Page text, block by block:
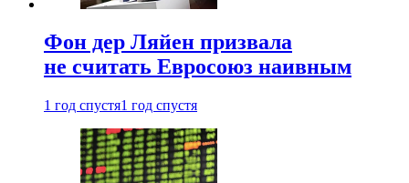
Фон дер Ляйен призвала
не считать Евросоюз наивным
1 год спустя1 год спустя